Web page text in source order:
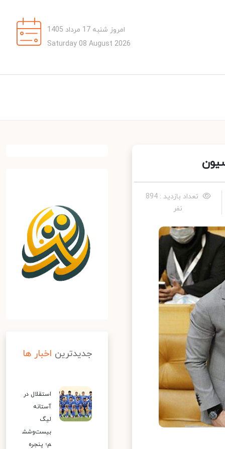
امروز شنبه 17 مرداد 1405
Saturday 08 August 2026
تعداد بازدید : 894
نفر
جدیدترین اخبار ها
استقلال در
آستانه
لیگ
بیست‌وشش
م؛ پنجره